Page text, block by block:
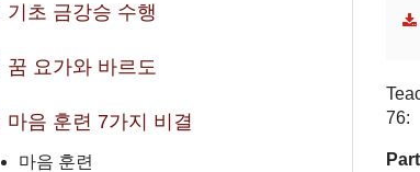
76:
기초 금강승 수행
꿈 요가와 바르도
마음 훈련 7가지 비결
마음 훈련